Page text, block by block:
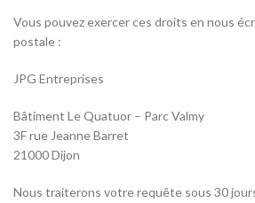
Vous pouvez exercer ces droits en nous
postale :
JPG Entreprises
Bâtiment Le Quatuor – Parc Valmy
3F rue Jeanne Barret
21000 Dijon
Nous traiterons votre requête sous 30